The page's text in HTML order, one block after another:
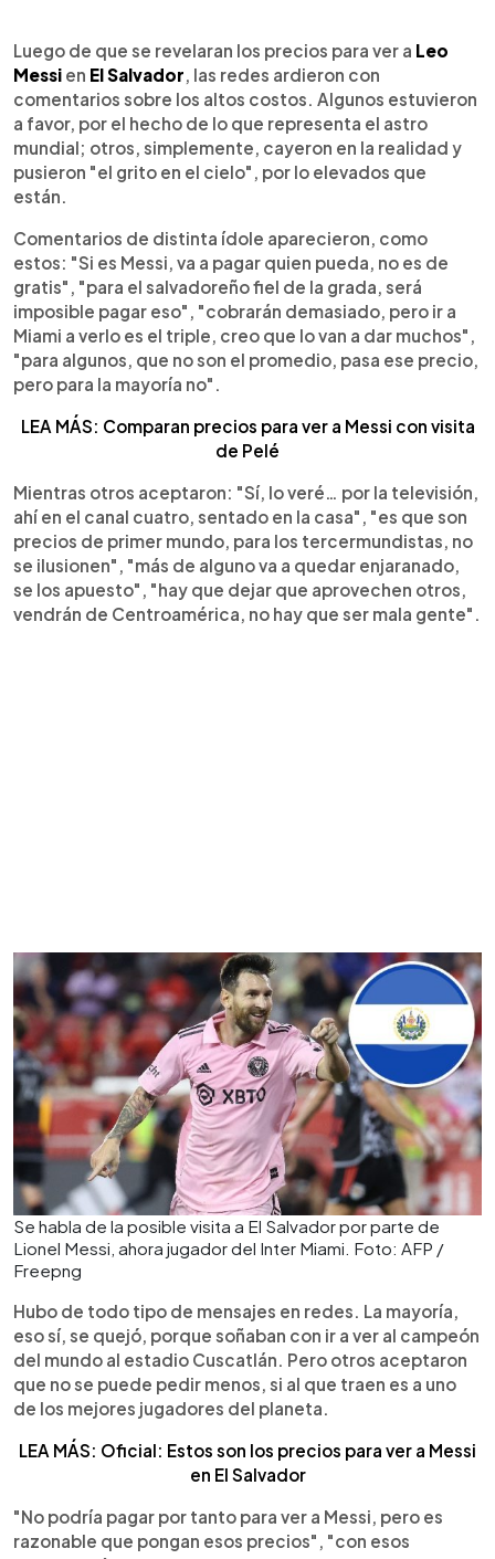
► Escuchar artículo
Luego de que se revelaran los precios para ver a Leo
Messi en El Salvador , las redes ardieron con
comentarios sobre los altos costos. Algunos estuvieron
a favor, por el hecho de lo que representa el astro
mundial; otros, simplemente, cayeron en la realidad y
pusieron "el grito en el cielo", por lo elevados que
están.
Comentarios de distinta ídole aparecieron, como
estos: "Si es Messi, va a pagar quien pueda, no es de
gratis", "para el salvadoreño fiel de la grada, será
imposible pagar eso", "cobrarán demasiado, pero ir a
Miami a verlo es el triple, creo que lo van a dar muchos",
"para algunos, que no son el promedio, pasa ese precio,
pero para la mayoría no".
LEA MÁS: Comparan precios para ver a Messi con visita
de Pelé
Mientras otros aceptaron: "Sí, lo veré… por la televisión,
ahí en el canal cuatro, sentado en la casa", "es que son
precios de primer mundo, para los tercermundistas, no
se ilusionen", "más de alguno va a quedar enjaranado,
se los apuesto", "hay que dejar que aprovechen otros,
vendrán de Centroamérica, no hay que ser mala gente".
Se habla de la posible visita a El Salvador por parte de
Lionel Messi, ahora jugador del Inter Miami. Foto: AFP /
Freepng
Hubo de todo tipo de mensajes en redes. La mayoría,
eso sí, se quejó, porque soñaban con ir a ver al campeón
del mundo al estadio Cuscatlán. Pero otros aceptaron
que no se puede pedir menos, si al que traen es a uno
de los mejores jugadores del planeta.
LEA MÁS: Oficial: Estos son los precios para ver a Messi
en El Salvador
"No podría pagar por tanto para ver a Messi, pero es
razonable que pongan esos precios", "con esos